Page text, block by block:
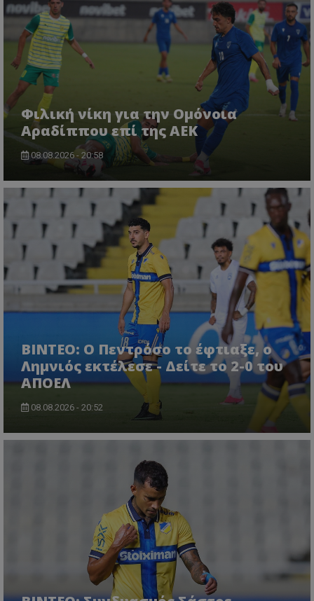
Φιλική νίκη για την Ομόνοια
Αραδίππου επί της ΑΕΚ
08.08.2026 - 20:58
ΒΙΝΤΕΟ: Ο Πεντρόσο το έφτιαξε, ο
Λημνιός εκτέλεσε - Δείτε το 2-0 του
ΑΠΟΕΛ
08.08.2026 - 20:52